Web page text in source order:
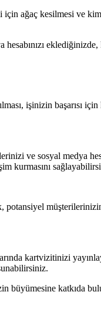
ağaç kesilmesi ve
işinizin başarısı
ve sosyal medya
kurmasını
potansiyel
kartvizitinizi
büyümesine katkıda